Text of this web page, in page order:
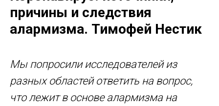
причины и следствия
алармизма. Тимофей Нестик
Мы попросили исследователей из
разных областей ответить на вопрос,
что лежит в основе алармизма на